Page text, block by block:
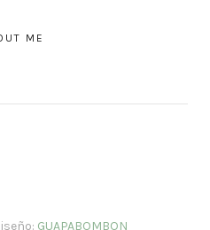
ME
GUAPABOMBON